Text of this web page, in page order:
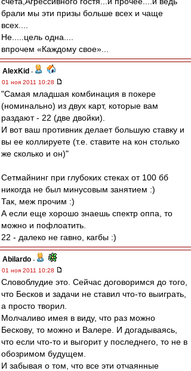
брали мы эти призы больше всех и чаще
всех....
Не.....цель одна....
впрочем «Каждому свое»...
AlexKid -
01 ноя 2011 10:28
"Самая младшая комбинация в покере
(номинально) из двух карт, которые вам
раздают - 22 (две двойки).
И вот ваш противник делает большую ставку и
вы ее коллируете (т.е. ставите на кон столько
же сколько и он)"
Сетмайнинг при глубоких стеках от 100 бб
никогда не был минусовым занятием :)
Так, меж прочим :)
А если еще хорошо знаешь спектр оппа, то
можно и пофлоатить.
22 - далеко не гавно, кагбы :)
Abilardo -
01 ноя 2011 10:28
Словоблудие это. Сейчас договоримся до того,
что Бесков и задачи не ставил что-то выиграть,
а просто творил.
Молчаливо имея в виду, что раз можно
Бескову, то можно и Валере. И догадываясь,
что если что-то и выгорит у последнего, то не в
обозримом будущем.
И забывая о том, что все эти отчаянные